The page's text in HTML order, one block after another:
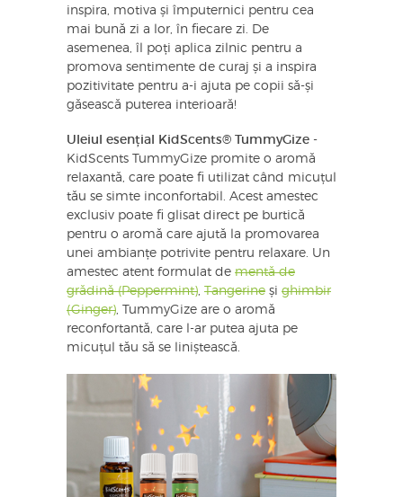
inspira, motiva și împuternici pentru cea
mai bună zi a lor, în fiecare zi. De
asemenea, îl poți aplica zilnic pentru a
promova sentimente de curaj și a inspira
pozitivitate pentru a-i ajuta pe copii să-și
găsească puterea interioară!
Uleiul esențial KidScents® TummyGize -
KidScents TummyGize promite o aromă
relaxantă, care poate fi utilizat când micuțul
tău se simte inconfortabil. Acest amestec
exclusiv poate fi glisat direct pe burtică
pentru o aromă care ajută la promovarea
unei ambianțe potrivite pentru relaxare. Un
amestec atent formulat de mentă de
grădină (Peppermint), Tangerine și ghimbir
(Ginger), TummyGize are o aromă
reconfortantă, care l-ar putea ajuta pe
micuțul tău să se liniștească.